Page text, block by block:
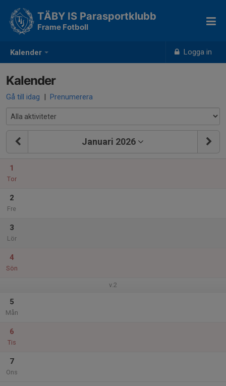
Kalender Logga in
TÄBY IS Parasportklubb
Frame Fotboll
Kalender
Gå till idag | Prenumerera
Januari 2026
1
Tor
2
Fre
3
Lör
4
Sön
v.2
5
Mån
6
Tis
7
Ons